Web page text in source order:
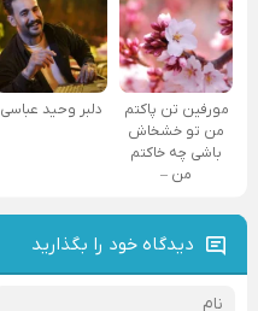
مورفین تن پاکتم
من تو خشخاش
باشی چه خاکتم
من –
دلبر وحید عباسی
دیدگاه خود را بگذارید